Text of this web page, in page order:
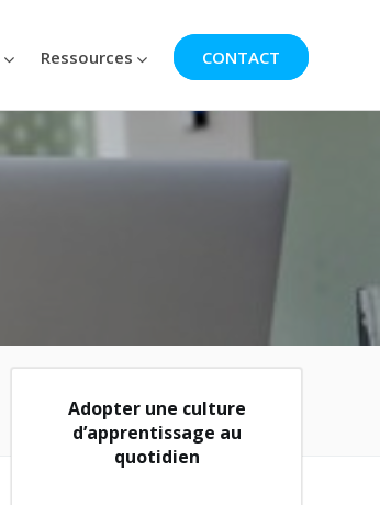
Ressources CONTACT
Adopter une culture
d’apprentissage au
quotidien